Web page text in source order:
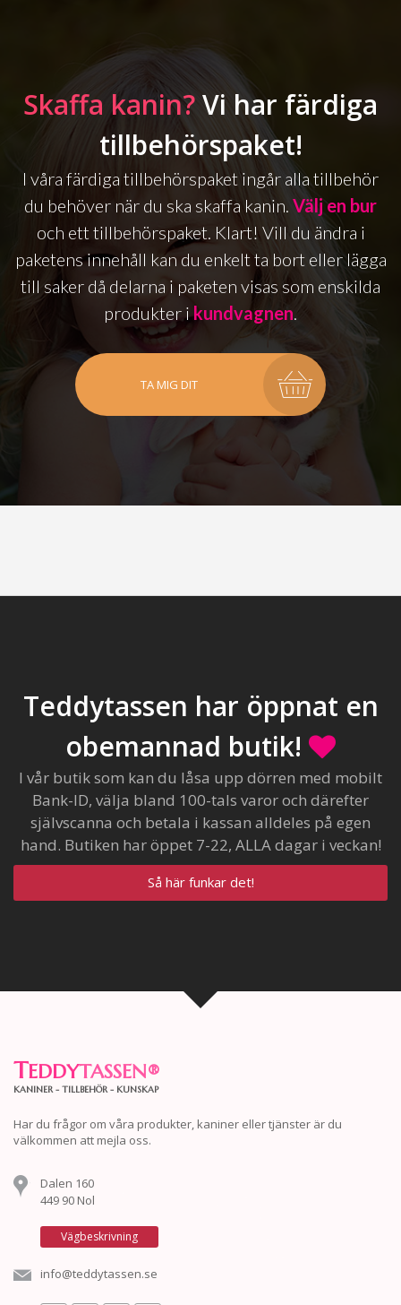
Skaffa kanin?Vi har färdiga
tillbehörspaket!
I våra färdiga tillbehörspaket ingår alla tillbehör
du behöver när du ska skaffa kanin. Välj en bur
och ett tillbehörspaket. Klart! Vill du ändra i
paketens innehåll kan du enkelt ta bort eller lägga
till saker då delarna i paketen visas som enskilda
produkter ikundvagnen.
TA MIG DIT
Teddytassen har öppnat en
obemannad butik!
I vår butik som kan du låsa upp dörren med mobilt
Bank-ID, välja bland 100-tals varor och därefter
självscanna och betala i kassan alldeles på egen
hand. Butiken har öppet 7-22, ALLA dagar i veckan!
Så här funkar det!
TEDDYTASSEN®
KANINER - TILLBEHÖR - KUNSKAP
Har du frågor om våra produkter, kaniner eller tjänster är du
välkommen att mejla oss.
Dalen 160
449 90 Nol
Vägbeskrivning
info@teddytassen.se